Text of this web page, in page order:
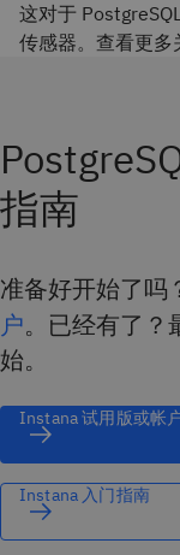
这对于
传感器。查看更多
指南
准备好开始了吗
户。已经有了？
始。
Instana 试用版或帐
Instana 入门指南